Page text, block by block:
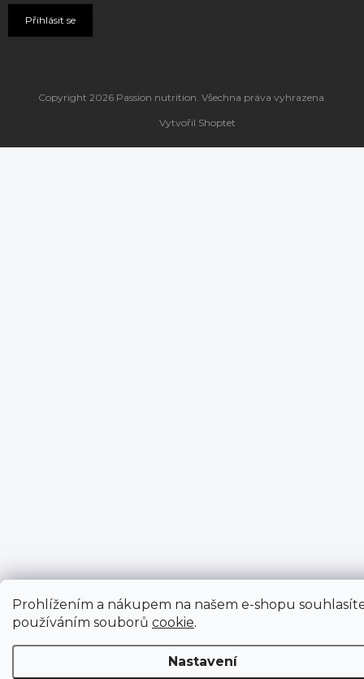
Prohlížením a nákupem na našem e-shopu
používáním souborů cookie.
Nastavení
Přihlásit se
Vytvořil Shoptet
Copyright 2026 Passion nutrition. Všechna práva vyhrazena.